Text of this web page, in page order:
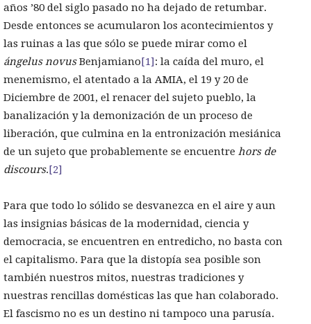
años ’80 del siglo pasado no ha dejado de retumbar.
Desde entonces se acumularon los acontecimientos y
las ruinas a las que sólo se puede mirar como el
ángelus novusBenjamiano[1]: la caída del muro, el
menemismo, el atentado a la AMIA, el 19 y 20 de
Diciembre de 2001, el renacer del sujeto pueblo, la
banalización y la demonización de un proceso de
liberación, que culmina en la entronización mesiánica
de un sujeto que probablemente se encuentre hors de
discours.[2]
Para que todo lo sólido se desvanezca en el aire y aun
las insignias básicas de la modernidad, ciencia y
democracia, se encuentren en entredicho, no basta con
el capitalismo. Para que la distopía sea posible son
también nuestros mitos, nuestras tradiciones y
nuestras rencillas domésticas las que han colaborado.
El fascismo no es un destino ni tampoco una parusía.